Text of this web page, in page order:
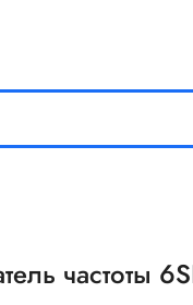
частоты